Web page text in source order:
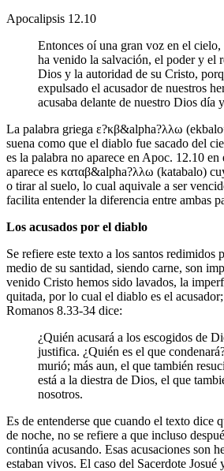
Apocalipsis 12.10
Entonces oí una gran voz en el
ha venido la salvación, el poder y el
Dios y la autoridad de su Cristo,
expulsado el acusador de nuestros
acusaba delante de nuestro Dios día
La palabra griega ε?κβ&alpha?λλω
suena como que el diablo fue sacado del
es la palabra no aparece en Apoc. 12.10
aparece es καταβ&alpha?λλω (katabalo)
o tirar al suelo, lo cual aquivale a ser
facilita entender la diferencia entre ambas
Los acusados por el diablo
Se refiere este texto a los santos redimidos
medio de su santidad, siendo carne, son
venido Cristo hemos sido lavados, la
quitada, por lo cual el diablo es el
Romanos 8.33-34 dice:
¿Quién acusará a los escogidos de
justifica. ¿Quién es el que
murió; más aun, el que también
está a la diestra de Dios, el que
nosotros.
Es de entenderse que cuando el texto dice
de noche, no se refiere a que incluso
continúa acusando. Esas acusaciones son
estaban vivos. El caso del Sacerdote Josué